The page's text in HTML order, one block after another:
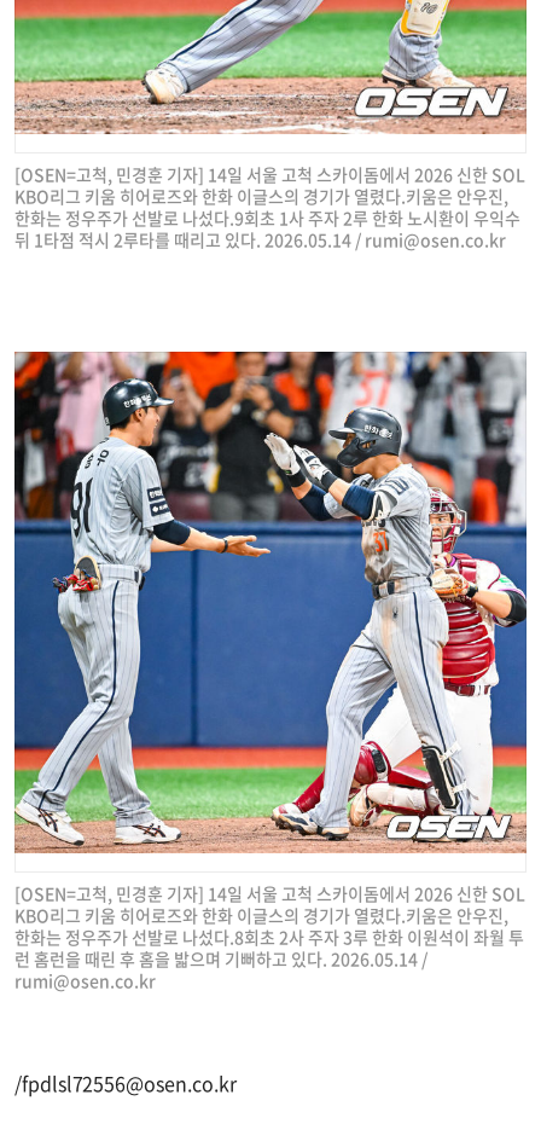
[OSEN=고척, 민경훈 기자] 14일 서울 고척 스카이돔에서 2026 신한 SOL
KBO리그 키움 히어로즈와 한화 이글스의 경기가 열렸다.키움은 안우진,
한화는 정우주가 선발로 나섰다.9회초 1사 주자 2루 한화 노시환이 우익수
뒤 1타점 적시 2루타를 때리고 있다. 2026.05.14 / rumi@osen.co.kr
[OSEN=고척, 민경훈 기자] 14일 서울 고척 스카이돔에서 2026 신한 SOL
KBO리그 키움 히어로즈와 한화 이글스의 경기가 열렸다.키움은 안우진,
한화는 정우주가 선발로 나섰다.8회초 2사 주자 3루 한화 이원석이 좌월 투
런 홈런을 때린 후 홈을 밟으며 기뻐하고 있다. 2026.05.14 /
rumi@osen.co.kr
/fpdlsl72556@osen.co.kr